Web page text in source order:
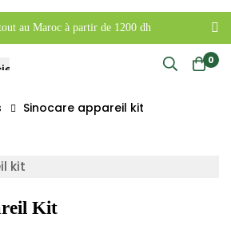
au Maroc à partir de 1200 dh
0
Sinocare appareil kit
Kit